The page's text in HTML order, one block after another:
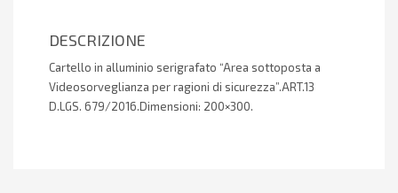
DESCRIZIONE
Cartello in alluminio serigrafato “Area sottoposta a
Videosorveglianza per ragioni di sicurezza”.ART.13
D.LGS. 679/2016.Dimensioni: 200×300.